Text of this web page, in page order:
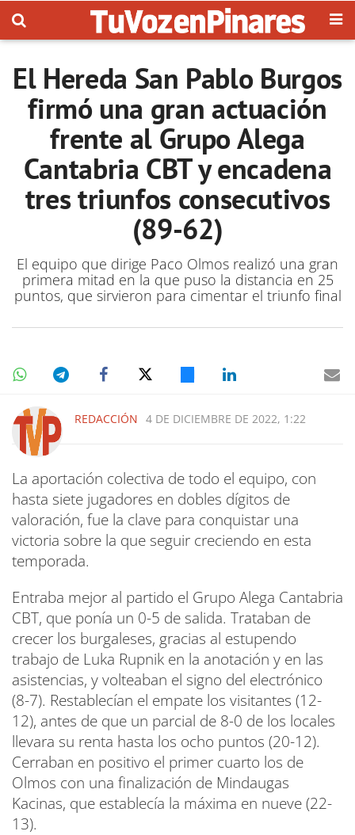
El Hereda San Pablo Burgos
firmó una gran actuación
frente al Grupo Alega
Cantabria CBT y encadena
tres triunfos consecutivos
(89-62)
El equipo que dirige Paco Olmos realizó una gran
primera mitad en la que puso la distancia en 25
puntos, que sirvieron para cimentar el triunfo final
REDACCIÓN 4 DE DICIEMBRE DE 2022, 1:22
La aportación colectiva de todo el equipo, con
hasta siete jugadores en dobles dígitos de
valoración, fue la clave para conquistar una
victoria sobre la que seguir creciendo en esta
temporada.
Entraba mejor al partido el Grupo Alega Cantabria
CBT, que ponía un 0-5 de salida. Trataban de
crecer los burgaleses, gracias al estupendo
trabajo de Luka Rupnik en la anotación y en las
asistencias, y volteaban el signo del electrónico
(8-7). Restablecían el empate los visitantes (12-
12), antes de que un parcial de 8-0 de los locales
llevara su renta hasta los ocho puntos (20-12).
Cerraban en positivo el primer cuarto los de
Olmos con una finalización de Mindaugas
Kacinas, que establecía la máxima en nueve (22-
13).